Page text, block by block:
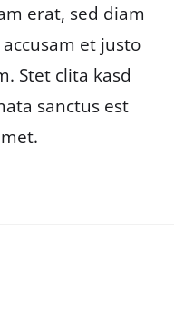
erat, sed diam
et justo
Stet clita kasd
sanctus est